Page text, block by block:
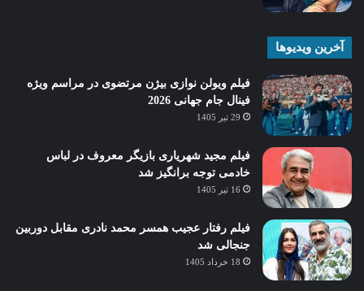
آخرین ویدیوها
فیلم ویولن نوازی بیژن مرتضوی در مراسم ویژه
فینال جام جهانی 2026
29 تیر 1405
فیلم مجید شهریاری بازیگر معروف در لباس
خادمی توجه برانگیز شد
16 تیر 1405
فیلم رفتار عجیب همسر محمد نادری مقابل دوربین
جنجالی شد
18 خرداد 1405